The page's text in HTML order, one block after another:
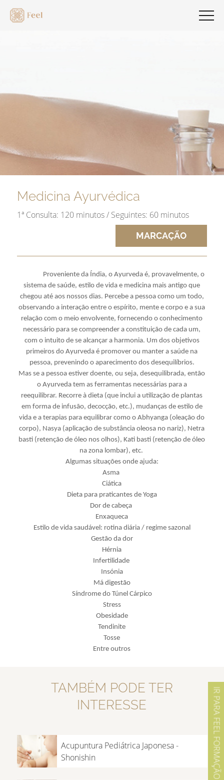
IR PARA FEEL FORMAÇÃO
Medicina Ayurvédica
1ª Consulta: 120 minutos / Seguintes: 60 minutos
MARCAÇÃO
Proveniente da Índia, o Ayurveda é, provavelmente, o
sistema de saúde, estilo de vida e medicina mais antigo que
chegou até aos nossos dias. Percebe a pessoa como um todo,
observando a interação entre o espírito, mente e corpo e a sua
relação com o meio envolvente, fornecendo o conhecimento
necessário para se compreender a constituição de cada um,
com o intuito de se alcançar a harmonia. Um dos objetivos
primeiros do Ayurveda é promover ou manter a saúde na
pessoa, prevenindo o aparecimento dos desequilíbrios.
Mas se a pessoa estiver doente, ou seja, desequilibrada, então
o Ayurveda tem as ferramentas necessárias para a
reequilibrar. Recorre à dieta (que inclui a utilização de plantas
em forma de infusão, decocção, etc.), mudanças de estilo de
vida e a terapias para equilibrar como o Abhyanga (oleação do
corpo), Nasya (aplicação de substância oleosa no nariz), Netra
basti (retenção de óleo nos olhos), Kati basti (retenção de óleo
na zona lombar), etc.
Algumas situações onde ajuda:
Asma
Ciática
Dieta para praticantes de Yoga
Dor de cabeça
Enxaqueca
Estilo de vida saudável: rotina diária / regime sazonal
Gestão da dor
Hérnia
Infertilidade
Insónia
Má digestão
Síndrome do Túnel Cárpico
Stress
Obesidade
Tendinite
Tosse
Entre outros
TAMBÉM PODE TER
INTERESSE
Acupuntura Pediátrica Japonesa -
Shonishin